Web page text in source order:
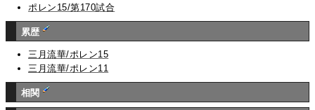
ポレン15/第170試合
累歴
三月流華/ポレン15
三月流華/ポレン11
相関